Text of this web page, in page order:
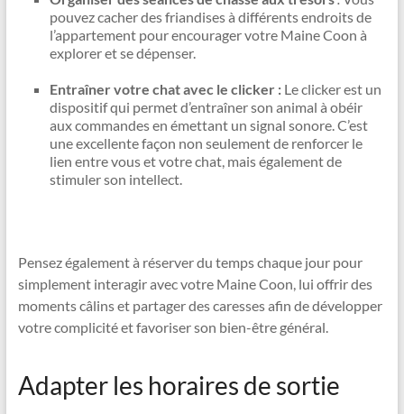
pouvez cacher des friandises à différents endroits de
l’appartement pour encourager votre Maine Coon à
explorer et se dépenser.
Entraîner votre chat avec le clicker :Le clicker est un
dispositif qui permet d’entraîner son animal à obéir
aux commandes en émettant un signal sonore. C’est
une excellente façon non seulement de renforcer le
lien entre vous et votre chat, mais également de
stimuler son intellect.
Pensez également à réserver du temps chaque jour pour
simplement interagir avec votre Maine Coon, lui offrir des
moments câlins et partager des caresses afin de développer
votre complicité et favoriser son bien-être général.
Adapter les horaires de sortie